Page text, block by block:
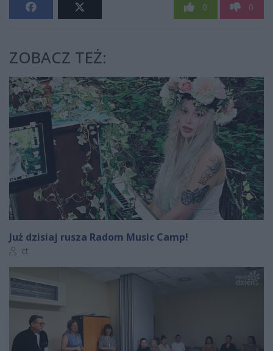
0 0
ZOBACZ TEŻ:
Już dzisiaj rusza Radom Music Camp!
Autor artykułu:
ct